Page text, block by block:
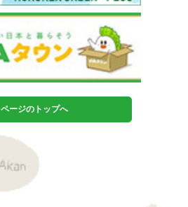
ページのトップへ